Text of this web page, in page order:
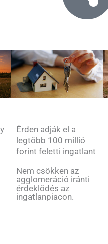
Érden adják el a
legtöbb 100 millió
forint feletti ingatlant
Nem csökken az
agglomeráció iránti
érdeklődés az
ingatlanpiacon.